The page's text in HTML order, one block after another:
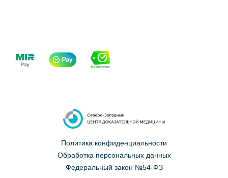
Политика конфиденциальности
Обработка персональных данных
Федеральный закон №54-ФЗ